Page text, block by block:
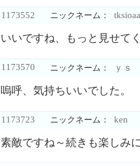
1173552 ニックネーム：
いいですね、もっと見せて
1173570 ニックネーム： ｙｓ
嗚呼、気持ちいいでした。
1173723 ニックネーム： ken
素敵ですね～続きも楽しみ